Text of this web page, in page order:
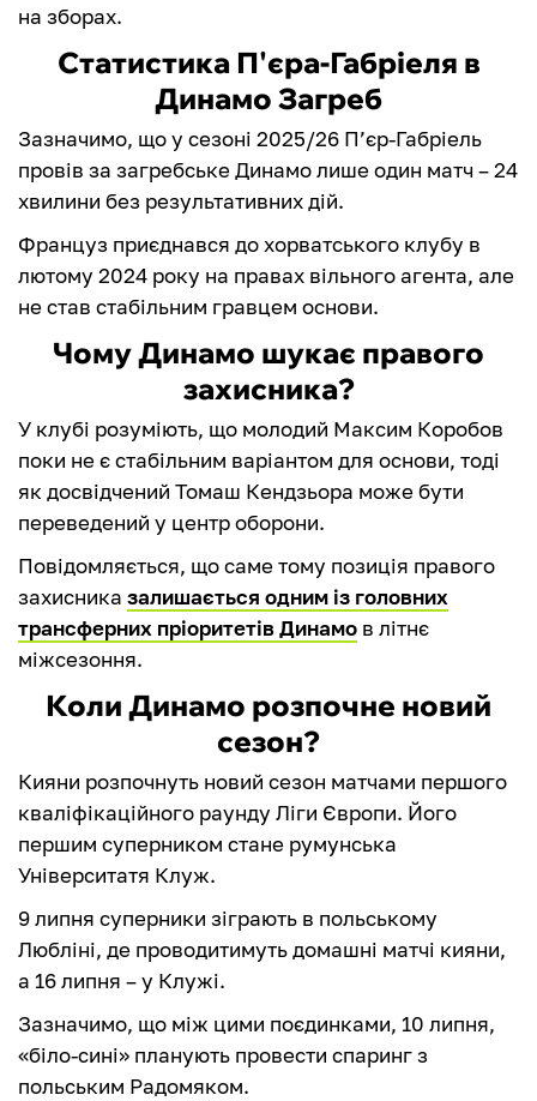
на зборах.
Статистика П'єра-Габріеля в
Динамо Загреб
Зазначимо, що у сезоні 2025/26 П’єр-Габріель
провів за загребське Динамо лише один матч – 24
хвилини без результативних дій.
Француз приєднався до хорватського клубу в
лютому 2024 року на правах вільного агента, але
не став стабільним гравцем основи.
Чому Динамо шукає правого
захисника?
У клубі розуміють, що молодий Максим Коробов
поки не є стабільним варіантом для основи, тоді
як досвідчений Томаш Кендзьора може бути
переведений у центр оборони.
Повідомляється, що саме тому позиція правого
захисника залишається одним із головних
трансферних пріоритетів Динамо в літнє
міжсезоння.
Коли Динамо розпочне новий
сезон?
Кияни розпочнуть новий сезон матчами першого
кваліфікаційного раунду Ліги Європи. Його
першим суперником стане румунська
Університатя Клуж.
9 липня суперники зіграють в польському
Любліні, де проводитимуть домашні матчі кияни,
а 16 липня – у Клужі.
Зазначимо, що між цими поєдинками, 10 липня,
«біло-сині» планують провести спаринг з
польським Радомяком.